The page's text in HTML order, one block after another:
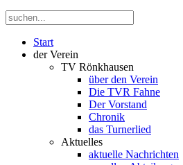
Start
der Verein
TV Rönkhausen
über den Verein
Die TVR Fahne
Der Vorstand
Chronik
das Turnerlied
Aktuelles
aktuelle Nachrichten